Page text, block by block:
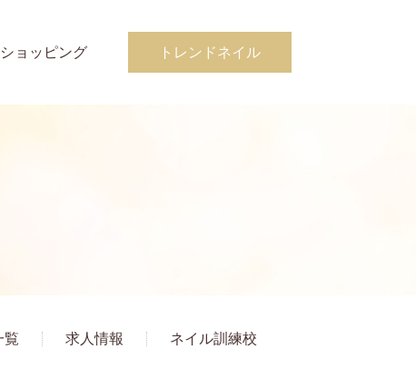
ョッピング トレンドネイル
覧 求人情報 ネイル訓練校